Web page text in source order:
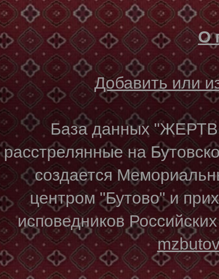
О
Добавить или
База данных
расстрелянные на
создается
центром "Бутово" и
исповедников